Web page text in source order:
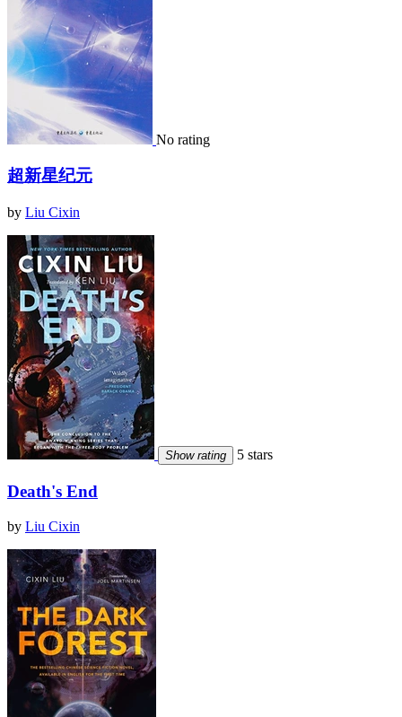
No rating
超新星纪元
by Liu Cixin
Show rating 5 stars
Death's End
by Liu Cixin